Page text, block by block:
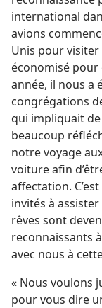
international
avions
Unis pour visiter
économisé pour
année, il nous a
congrégations
qui impliquait
beaucoup
notre voyage
voiture afin
affectation.
invités à
rêves sont
reconnaissants
avec nous à
« Nous voulons
pour vous dire